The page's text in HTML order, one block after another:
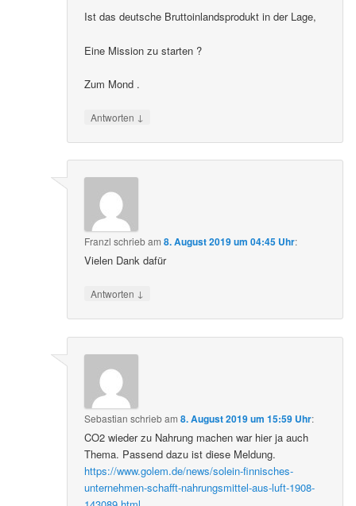
Ist das deutsche Bruttoinlandsprodukt in der Lage,
Eine Mission zu starten ?
Zum Mond .
Antworten ↓
Franzl schriebam8. August 2019 um 04:45 Uhr:
Vielen Dank dafür
Antworten ↓
Sebastian schriebam8. August 2019 um 15:59 Uhr:
CO2 wieder zu Nahrung machen war hier ja auch
Thema. Passend dazu ist diese Meldung.
https://www.golem.de/news/solein-finnisches-
unternehmen-schafft-nahrungsmittel-aus-luft-1908-